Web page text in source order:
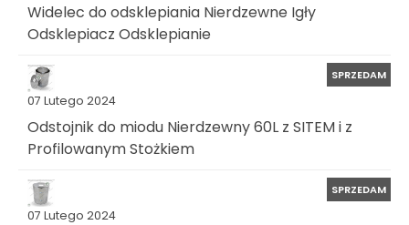
Widelec do odsklepiania Nierdzewne Igły
Odsklepiacz Odsklepianie
07 Lutego 2024
SPRZEDAM
Odstojnik do miodu Nierdzewny 60L z SITEM i z
Profilowanym Stożkiem
07 Lutego 2024
SPRZEDAM